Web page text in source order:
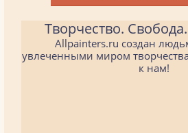
Творчество.
Allpainters.ru создан
увлеченными миром
к нам!